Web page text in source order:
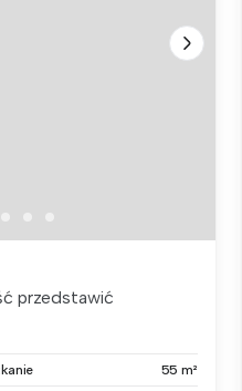
przedstawić
55 m²